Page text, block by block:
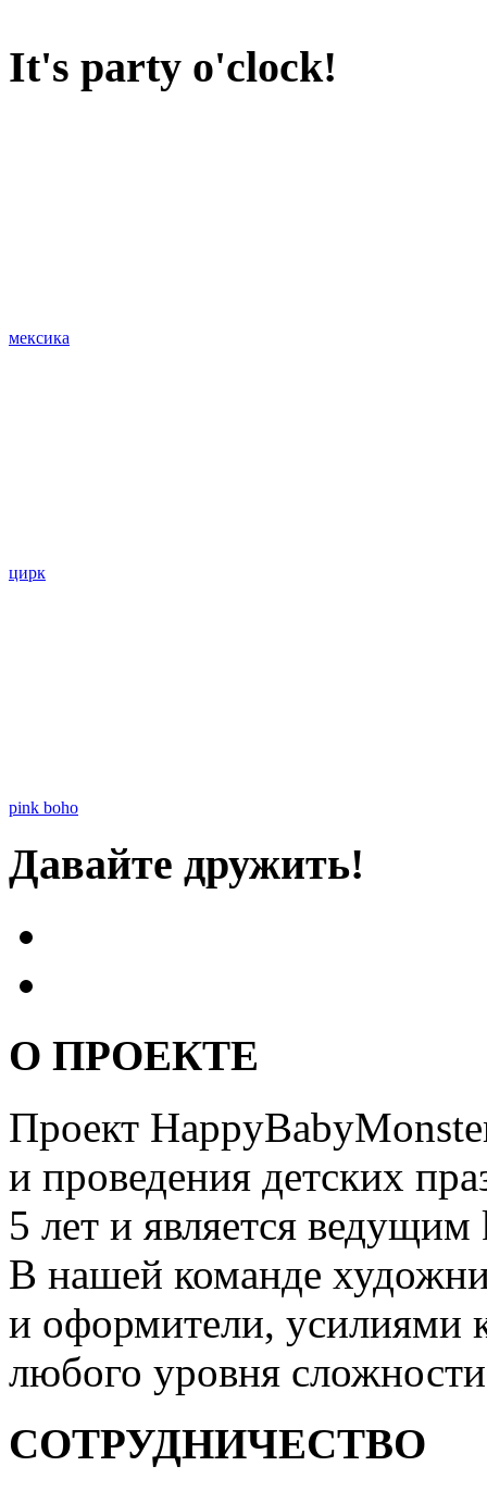
It's party o'clock!
мексика
цирк
pink boho
Давайте дружить!
О ПРОЕКТЕ
Проект
и проведения детских
5 лет и является
В нашей команде
и оформители, усилиями
любого уровня
СОТРУДНИЧЕСТВО